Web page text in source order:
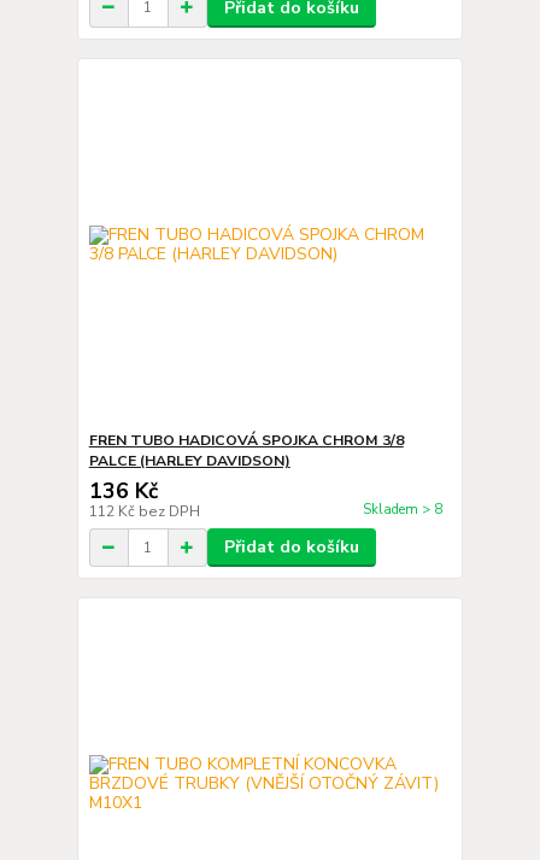
Přidat do košíku
FREN TUBO HADICOVÁ SPOJKA CHROM 3/8
PALCE (HARLEY DAVIDSON)
136 Kč
112 Kč bez DPH Skladem > 8
Přidat do košíku